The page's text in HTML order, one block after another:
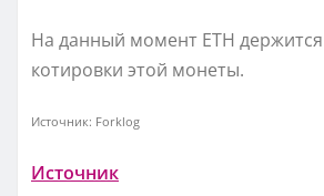
На данный момент ETH
котировки этой монеты.
Источник: Forklog
Источник